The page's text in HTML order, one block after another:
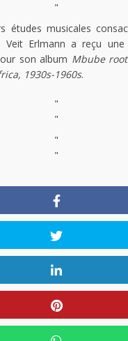
"
études musicales
Veit Erlmann a reçu
son album Mbube
1930s-1960s.
"
"
"
"